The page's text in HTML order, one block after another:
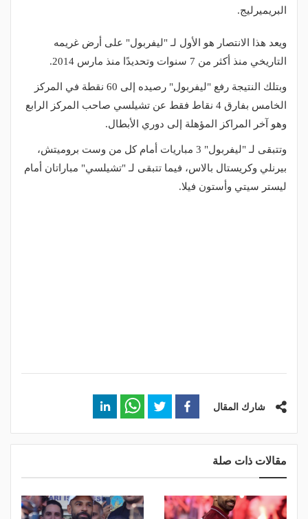
البريميرليج.
ويعد هذا الانتصار هو الأول لـ "ليفربول" على أرض غريمه
التاريخي منذ أكثر من 7 سنوات وتحديدًا منذ مارس 2014.
وبتلك النتيجة رفع "ليفربول" رصيده إلى 60 نقطة في المركز
الخامس بفارق 4 نقاط فقط عن تشيلسي صاحب المركز الرابع
وهو آخر المراكز المؤهلة إلى دوري الأبطال.
وتتبقى لـ "ليفربول" 3 مباريات أمام كل من وست بروميتش،
بيرنلي وكريستال بالاس، فيما تتبقى لـ "تشيلسي" مباراتان أمام
ليستر سيتي وأستون فيلا.
شارك المقال
مقالات ذات صلة